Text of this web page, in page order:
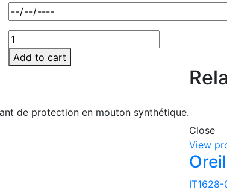
MO7780-
03
quantity
Add to cart
de protection en mouton synthétique.
Close
View
IT1628-